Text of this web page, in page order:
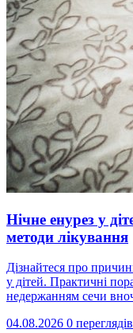
Нічне енурез у
методи лікування
Дізнайтеся про
у дітей. Практичні
недержанням сечи
04.08.2026 0 переглядів